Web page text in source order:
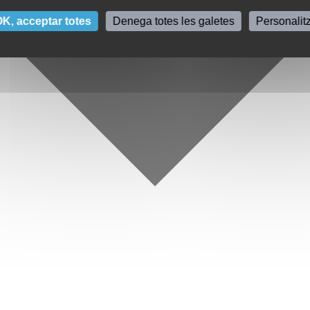
acceptar totes Denega totes les galetes